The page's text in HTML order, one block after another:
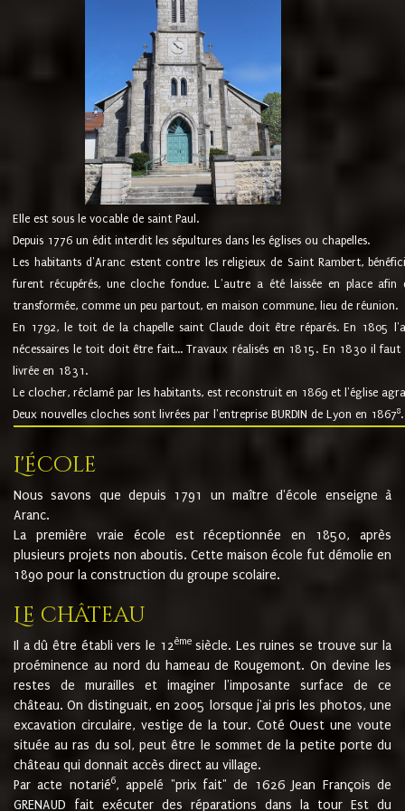
Elle est sous le vocable de saint Paul.
Depuis 1776 un édit interdit les sépultures dans les églises ou chapelles.
Les habitants d'Aranc estent contre les religieux de Saint Rambert,
furent récupérés, une cloche fondue. L'autre a été laissée en place
transformée, comme un peu partout, en maison commune, lieu de réunion.
En 1792, le toit de la chapelle saint Claude doit être réparés. En 1805
nécessaires le toit doit être fait... Travaux réalisés en 1815. En 1830 il
livrée en 1831.
Le clocher, réclamé par les habitants, est reconstruit en 1869 et l'église
Deux nouvelles cloches sont livrées par l'entreprise BURDIN de Lyon en 18678.
L'école
Nous savons que depuis 1791 un maître d'école enseigne à
Aranc.
La première vraie école est réceptionnée en 1850, après
plusieurs projets non aboutis. Cette maison école fut démolie en
1890 pour la construction du groupe scolaire.
Le château
Il a dû être établi vers le 12èmesiècle. Les ruines se trouve sur la
proéminence au nord du hameau de Rougemont. On devine les
restes de murailles et imaginer l'imposante surface de ce
château. On distinguait, en 2005 lorsque j'ai pris les photos, une
excavation circulaire, vestige de la tour. Coté Ouest une voute
située au ras du sol, peut être le sommet de la petite porte du
château qui donnait accès direct au village.
Par acte notarié6, appelé "prix fait" de 1626 Jean François de
GRENAUD fait exécuter des réparations dans la tour Est du